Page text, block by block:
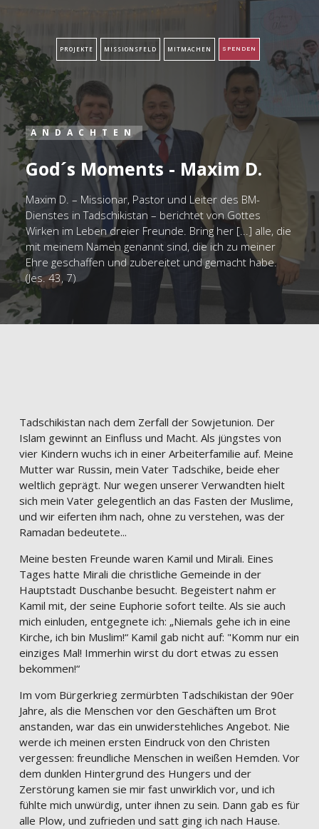
PROJEKTE MISSIONSFELD MITMACHEN SPENDEN
ANDACHTEN
God´s Moments - Maxim D.
Maxim D. – Missionar, Pastor und Leiter des BM-
Dienstes in Tadschikistan – berichtet von Gottes
Wirken im Leben dreier Freunde. Bring her [...] alle, die
mit meinem Namen genannt sind, die ich zu meiner
Ehre geschaffen und zubereitet und gemacht habe.
(Jes. 43, 7)
Tadschikistan nach dem Zerfall der Sowjetunion. Der
Islam gewinnt an Einfluss und Macht. Als jüngstes von
vier Kindern wuchs ich in einer Arbeiterfamilie auf. Meine
Mutter war Russin, mein Vater Tadschike, beide eher
weltlich geprägt. Nur wegen unserer Verwandten hielt
sich mein Vater gelegentlich an das Fasten der Muslime,
und wir eiferten ihm nach, ohne zu verstehen, was der
Ramadan bedeutete...
Meine besten Freunde waren Kamil und Mirali. Eines
Tages hatte Mirali die christliche Gemeinde in der
Hauptstadt Duschanbe besucht. Begeistert nahm er
Kamil mit, der seine Euphorie sofort teilte. Als sie auch
mich einluden, entgegnete ich: „Niemals gehe ich in eine
Kirche, ich bin Muslim!“ Kamil gab nicht auf: "Komm nur ein
einziges Mal! Immerhin wirst du dort etwas zu essen
bekommen!“
Im vom Bürgerkrieg zermürbten Tadschikistan der 90er
Jahre, als die Menschen vor den Geschäften um Brot
anstanden, war das ein unwiderstehliches Angebot. Nie
werde ich meinen ersten Eindruck von den Christen
vergessen: freundliche Menschen in weißen Hemden. Vor
dem dunklen Hintergrund des Hungers und der
Zerstörung kamen sie mir fast unwirklich vor, und ich
fühlte mich unwürdig, unter ihnen zu sein. Dann gab es für
alle Plow, und zufrieden und satt ging ich nach Hause.